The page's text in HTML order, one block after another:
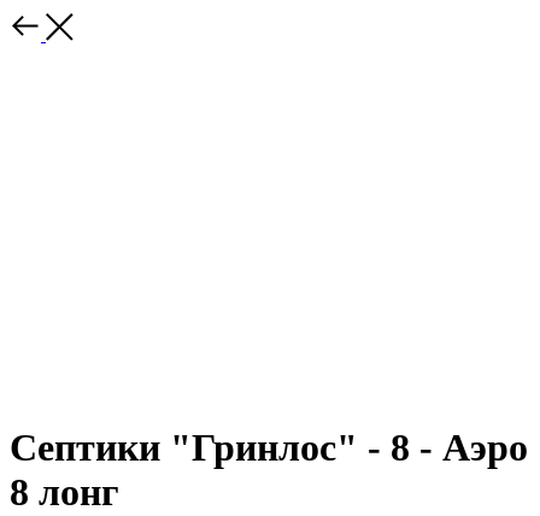
Септики "Гринлос" - 8 - Аэро
8 лонг